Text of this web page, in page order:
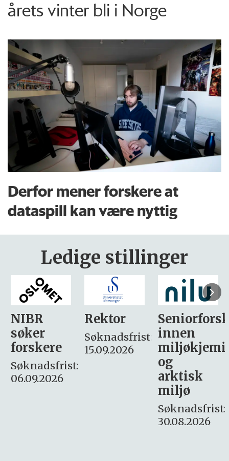
årets vinter bli i Norge
Derfor mener forskere at
dataspill kan være nyttig
Ledige stillinger
Rektor
Søknadsfrist:
15.09.2026
Seniorforsker
innen
miljøkjemi
søker
– fast
Søknadsfrist:
16. august.